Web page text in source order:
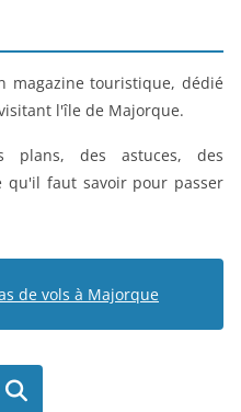
magazine touristique, dédié
l'île de Majorque.
plans, des astuces, des
faut savoir pour passer
de vols à Majorque